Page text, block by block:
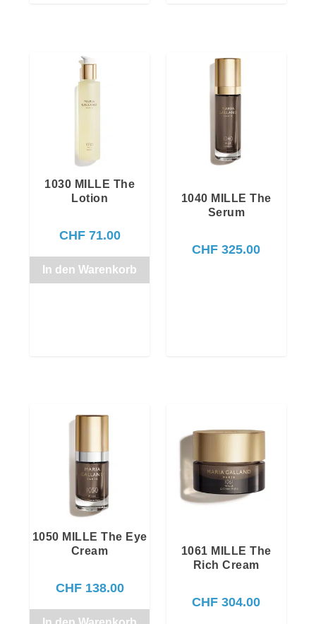
1030 MILLE The
Lotion
CHF71.00
In den Warenkorb
1040 MILLE The
Serum
CHF 325.00
1050 MILLE The Eye
Cream
CHF138.00
1061 MILLE The
Rich Cream
CHF 304.00